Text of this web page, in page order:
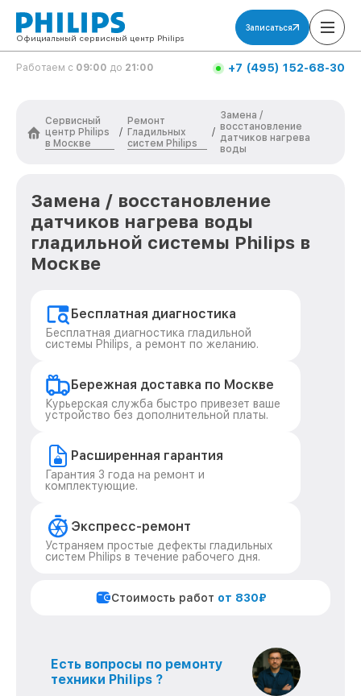
Официальный сервисный центр Philips
Записаться
Работаем с 09:00 до 21:00 +7 (495) 152-68-30
Сервисный
центр Philips
в Москве
/
Ремонт
Гладильных
систем Philips
/
Замена /
восстановление
датчиков нагрева
воды
Замена / восстановление
датчиков нагрева воды
гладильной системы Philips в
Москве
Бесплатная диагностика
Бесплатная диагностика гладильной
системы Philips, а ремонт по желанию.
Бережная доставка по Москве
Курьерская служба быстро привезет ваше
устройство без дополнительной платы.
Расширенная гарантия
Гарантия 3 года на ремонт и
комплектующие.
Экспресс-ремонт
Устраняем простые дефекты гладильных
систем Philips в течение рабочего дня.
Стоимость работ от 830₽
Есть вопросы по ремонту
техники Philips ?